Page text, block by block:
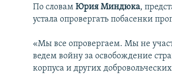
По словамЮрия Миндюка,
устала опровергать побасенки
«Мы все опровергаем. Мы не
ведем войну за освобождение
корпуса и других